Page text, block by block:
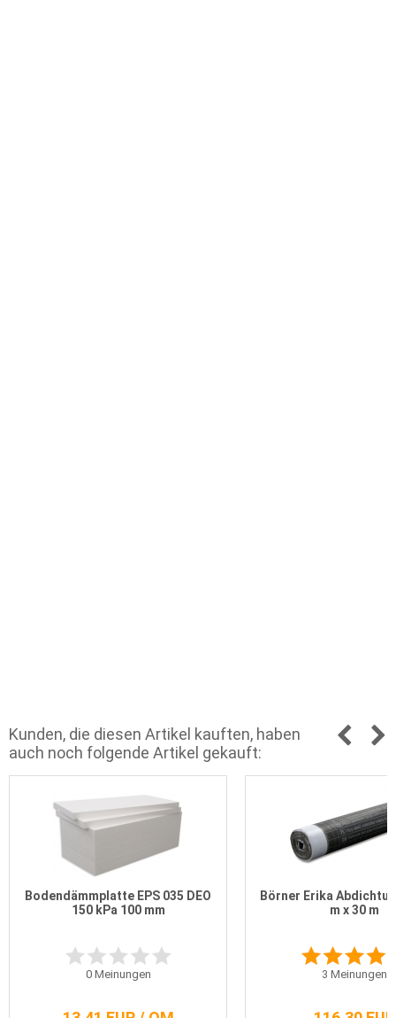
Kunden, die diesen Artikel kauften, haben
auch noch folgende Artikel gekauft:
Bodendämmplatte EPS 035 DEO
150 kPa 100 mm
0Meinungen
Börner Erika
m x 30 m
3 Meinungen